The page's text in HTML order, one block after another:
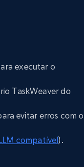
executar o
TaskWeaver do
evitar erros com o
compatível).